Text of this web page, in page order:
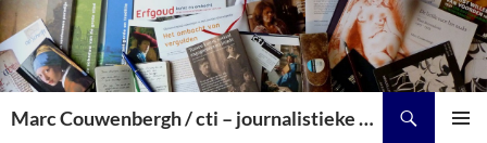
Marc Couwenbergh / cti – journalistieke producties over kunst, cultuur en historie